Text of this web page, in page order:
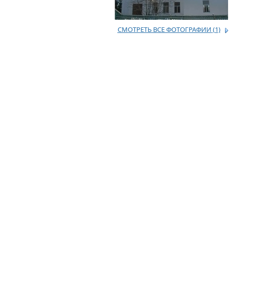
СМОТРЕТЬ ВСЕ ФОТОГРАФИИ (1)